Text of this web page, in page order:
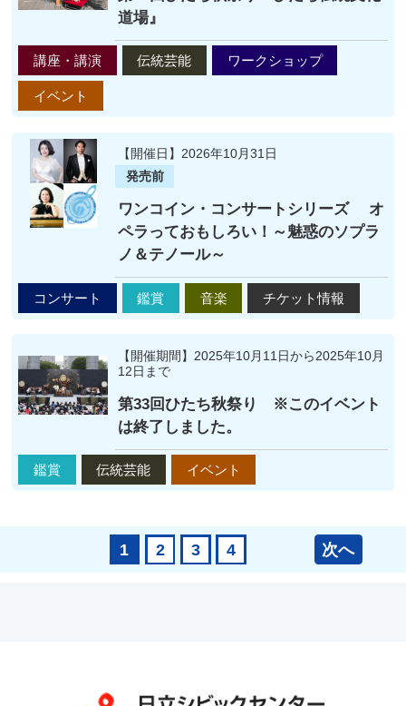
道場』
講座・講演 伝統芸能 ワークショップ
イベント
【開催日】2026年10月31日
発売前
ワンコイン・コンサートシリーズ オ
ペラっておもしろい！～魅惑のソプラ
ノ＆テノール～
コンサート 鑑賞 音楽 チケット情報
【開催期間】2025年10月11日から2025年10月
12日まで
第33回ひたち秋祭り ※このイベント
は終了しました。
鑑賞 伝統芸能 イベント
1 2 3 4 次へ